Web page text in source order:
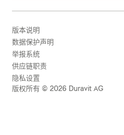
版本说明
数据保护声明
举报系统
供应链职责
隐私设置
版权所有 © 2026 Duravit AG